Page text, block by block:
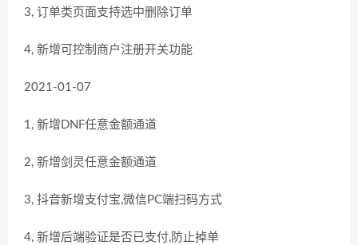
3, 订单类页面支持选中删除订单
4, 新增可控制商户注册开关功能
2021-01-07
1, 新增DNF任意金额通道
2, 新增剑灵任意金额通道
3, 抖音新增支付宝,微信PC端扫码方式
4, 新增后端验证是否已支付,防止掉单